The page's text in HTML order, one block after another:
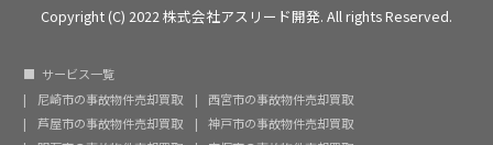
Copyright (C) 2022 株式会社アスリード開発. All rights Reserved.
サービス一覧
尼崎市の事故物件売却買取
西宮市の事故物件売却買取
芦屋市の事故物件売却買取
神戸市の事故物件売却買取